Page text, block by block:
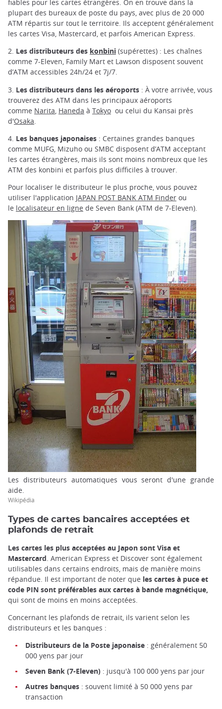
fiables pour les cartes étrangères. On en trouve dans la
plupart des bureaux de poste du pays, avec plus de 20 000
ATM répartis sur tout le territoire. Ils acceptent généralement
les cartes Visa, Mastercard, et parfois American Express.
2. Les distributeurs des konbini (supérettes) : Les chaînes
comme 7-Eleven, Family Mart et Lawson disposent souvent
d’ATM accessibles 24h/24 et 7j/7.
3. Les distributeurs dans les aéroports : À votre arrivée, vous
trouverez des ATM dans les principaux aéroports
comme Narita Haneda à Tokyo ou celui du Kansai près
d'Osaka
4. Les banques japonaises : Certaines grandes banques
comme MUFG, Mizuho ou SMBC disposent d’ATM acceptant
les cartes étrangères, mais ils sont moins nombreux que les
ATM des konbini et parfois plus difficiles à trouver.
Pour localiser le distributeur le plus proche, vous pouvez
utiliser l'application JAPAN POST BANK ATM Finder ou
le localisateur en ligne de Seven Bank (ATM de 7-Eleven).
Les distributeurs automatiques vous seront d'une grande
aide.
Wikipédia
Types de cartes bancaires acceptées et
plafonds de retrait
Les cartes les plus acceptées au Japon sont Visa et
Mastercard. American Express et Discover sont également
utilisables dans certains endroits, mais de manière moins
répandue. Il est important de noter que les cartes à puce et
code PIN sont préférables aux cartes à bande magnétique,
qui sont de moins en moins acceptées.
Concernant les plafonds de retrait, ils varient selon les
distributeurs et les banques :
Distributeurs de la Poste japonaise : généralement 50
000 yens par jour
Seven Bank (7-Eleven) : jusqu'à 100 000 yens par jour
Autres banques : souvent limité à 50 000 yens par
transaction